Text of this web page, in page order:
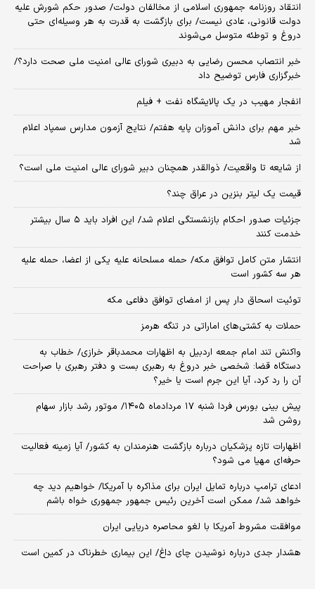
انتقاد روزنامه جمهوری اسلامی از مخالفان دولت/ صدور حکم شورش علیه
دولت قانونی، عادی نیست/ برای بازگشت به قدرت به هر وسیله‌ای حتی
دروغ و توطئه متوسل می‌شوند
خبر انتصاب محسن رضایی به دبیری شورای عالی امنیت ملی صحت دارد؟/
خبرگزاری فارس توضیح داد
انفجار مهیب در یک پالایشگاه نفت + فیلم
خبر مهم برای دانش آموزان پایه هفتم/ نتایج آزمون مدارس سمپاد اعلام
شد
از شایعه تا واقعیت/ ذوالقدر همچنان دبیر شورای ‌عالی امنیت ملی است؟
قیمت یک لیتر بنزین در عراق چند؟
جزئیات صدور احکام بازنشستگی اعلام شد/ این افراد باید ۵ سال بیشتر
خدمت کنند
انتشار متن کامل توافق مکه/ حمله مسلحانه علیه یکی از اعضا، حمله علیه
هر سه کشور است
توئیت اسحاق دار پس از امضای توافق دفاعی مکه
حملات به کشتی‌های اماراتی در تنگه هرمز
واکنش تند امام جمعه اردبیل به اظهارات محمدباقر خرازی/ خطاب به
دستگاه قضا: شخصی خبر دروغ به رهبری بست و دفتر رهبری با صراحت
آن را رد کرد، آیا این جرم است یا خیر؟
پیش بینی بورس فردا شنبه ۱۷ مردادماه ۱۴۰۵/ موتور رشد بازار سهام
روشن شد
اظهارات تازه پزشکیان درباره بازگشت هنرمندان به کشور/ آیا زمینه فعالیت
حرفه‌ای مهیا می شود؟
ادعای ترامپ درباره تمایل ایران برای مذاکره با آمریکا/ خواهیم دید چه
خواهد شد/ ممکن است آخرین رئیس‌ جمهور جمهوری خواه باشم
موافقت مشروط آمریکا با لغو محاصره دریایی ایران
هشدار جدی درباره نوشیدن چای داغ/ این بیماری خطرناک در کمین است